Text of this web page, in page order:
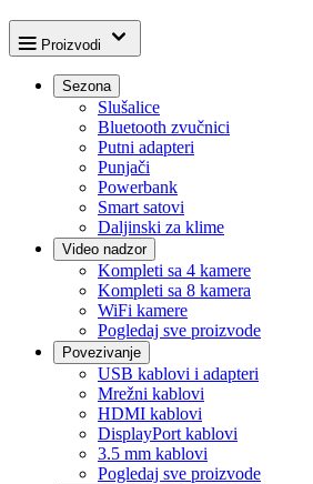
Proizvodi
Sezona
Slušalice
Bluetooth zvučnici
Putni adapteri
Punjači
Powerbank
Smart satovi
Daljinski za klime
Video nadzor
Kompleti sa 4 kamere
Kompleti sa 8 kamera
WiFi kamere
Pogledaj sve proizvode
Povezivanje
USB kablovi i adapteri
Mrežni kablovi
HDMI kablovi
DisplayPort kablovi
3.5 mm kablovi
Pogledaj sve proizvode